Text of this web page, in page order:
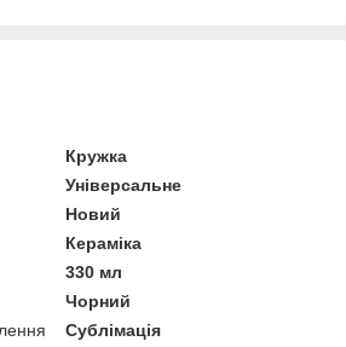
Кружка
Універсальне
Новий
Кераміка
330 мл
Чорний
Сублімація